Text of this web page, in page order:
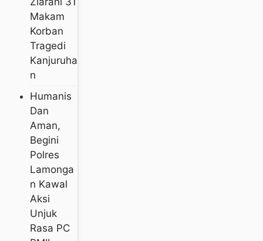
Makam
Korban
Tragedi
Kanjuruha
N
Humanis
Dan
Aman,
Begini
Polres
Lamonga
N Kawal
Aksi
Unjuk
Rasa PC